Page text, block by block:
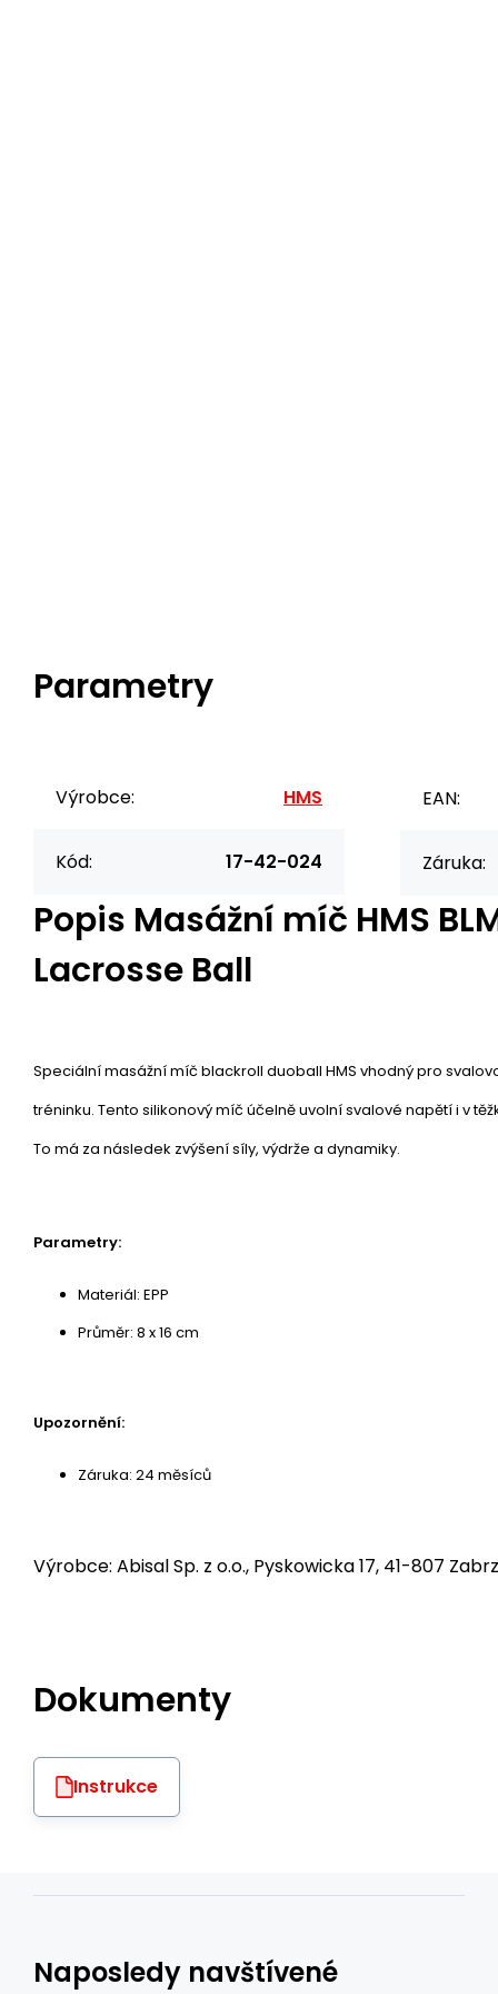
Parametry
Výrobce: HMS
Kód: 17-42-024
EAN:
Záruka:
Popis Masážní míč HMS
Lacrosse Ball
Speciální masážní míč blackroll duoball HMS vhodný pro
tréninku. Tento silikonový míč účelně uvolní svalové napětí i v
To má za následek zvýšení síly, výdrže a dynamiky.
Parametry:
Materiál: EPP
Průměr: 8 x 16 cm
Upozornění:
Záruka: 24 měsíců
Výrobce: Abisal Sp. z o.o., Pyskowicka 17, 41-807
Dokumenty
Instrukce
Naposledy navštívené